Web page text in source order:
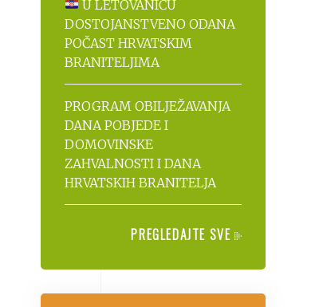
U LETOVANIĆU
DOSTOJANSTVENO ODANA
POČAST HRVATSKIM
BRANITELJIMA
PROGRAM OBILJEŽAVANJA
DANA POBJEDE I
DOMOVINSKE
ZAHVALNOSTI I DANA
HRVATSKIH BRANITELJA
PREGLEDAJTE SVE